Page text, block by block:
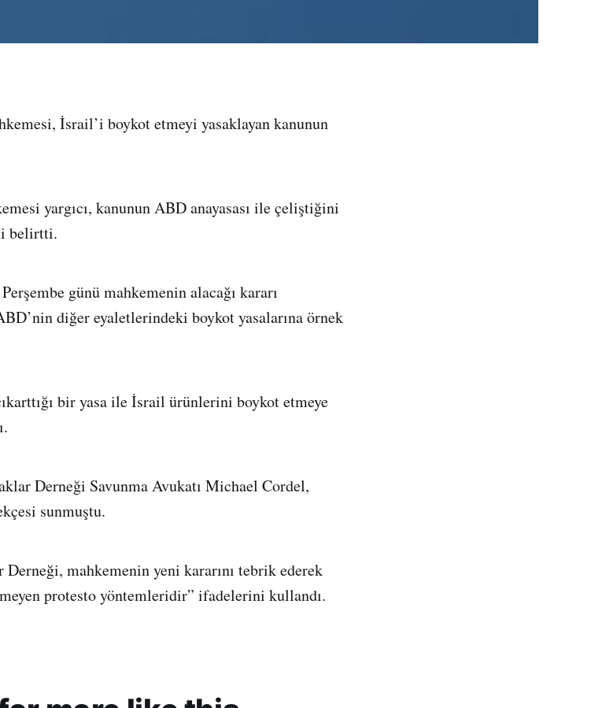
İsrail’i boykot etmeyi yasaklayan kanunun
yargıcı, kanunun ABD anayasası ile çeliştiğini
belirtti.
günü mahkemenin alacağı kararı
diğer eyaletlerindeki boykot yasalarına örnek
bir yasa ile İsrail ürünlerini boykot etmeye
Derneği Savunma Avukatı Michael Cordel,
sunmuştu.
mahkemenin yeni kararını tebrik ederek
protesto yöntemleridir” ifadelerini kullandı.